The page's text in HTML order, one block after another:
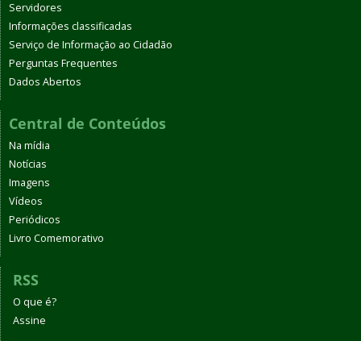
Servidores
Informações classificadas
Serviço de Informação ao Cidadão
Perguntas Frequentes
Dados Abertos
Central de Conteúdos
Na mídia
Notícias
Imagens
Vídeos
Periódicos
Livro Comemorativo
RSS
O que é?
Assine